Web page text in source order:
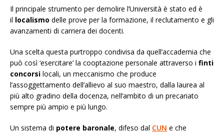
Il principale strumento per demolire l’Università è stato ed è
il localismo delle prove per la formazione, il reclutamento e gli
avanzamenti di carriera dei docenti.
Una scelta questa purtroppo condivisa da quell’accademia che
può così ‘esercitare’ la cooptazione personale attraverso i finti
concorsi locali, un meccanismo che produce
l’assoggettamento dell’allievo al suo maestro, dalla laurea al
più alto gradino della docenza, nell’ambito di un precariato
sempre più ampio e più lungo.
Un sistema di potere baronale, difeso dal CUN e che